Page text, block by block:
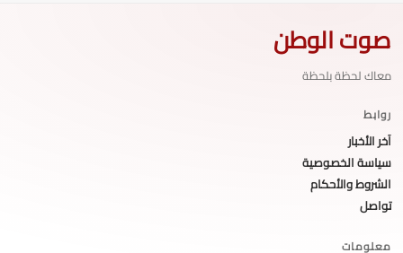
صوت الوطن
معاك لحظة بلحظة
روابط
آخر الأخبار
سياسة الخصوصية
الشروط والأحكام
تواصل
معلومات